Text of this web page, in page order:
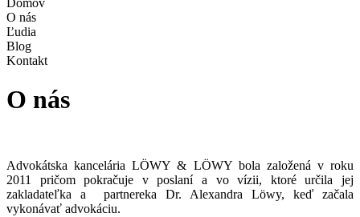
O nás
Ľudia
Blog
Kontakt
O nás
Advokátska kancelária LÖWY & LÖWY bola založená v roku
2011 pričom pokračuje v poslaní a vo vízii, ktoré určila jej
zakladateľka a partnereka Dr. Alexandra Löwy, keď začala
vykonávať advokáciu.